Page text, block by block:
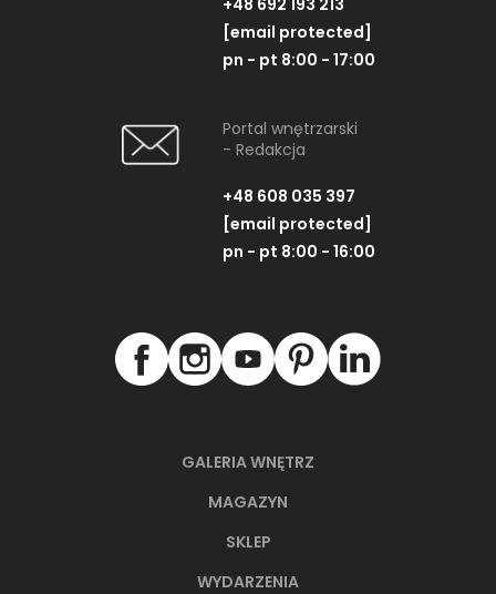
GALERIA WNĘTRZ
MAGAZYN
SKLEP
WYDARZENIA
[email protected]
pn - pt 8:00 - 17:00
Portal wnętrzarski
- Redakcja
+48 608 035 397
[email protected]
pn - pt 8:00 - 16:00